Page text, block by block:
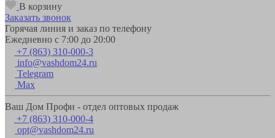
В корзину
Заказать звонок
Горячая линия и заказ по телефону
Ежедневно с 7:00 до 20:00
+7 (863) 310-000-3
info@vashdom24.ru
Telegram
Max
Ваш Дом Профи - отдел оптовых продаж
+7 (863) 310-000-4
opt@vashdom24.ru